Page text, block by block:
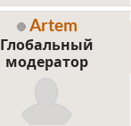
Artem
Глобальный
модератор